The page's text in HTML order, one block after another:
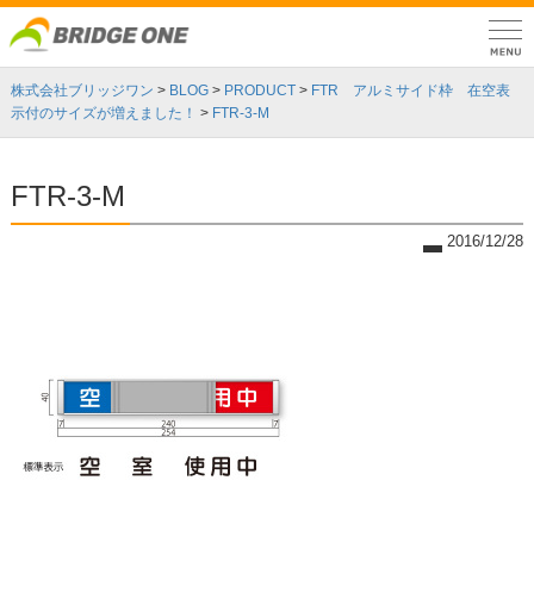
株式会社ブリッジワン > BLOG > PRODUCT > FTR アルミサイド枠 在空表
示付のサイズが増えました！ > FTR-3-M
FTR-3-M
2016/12/28